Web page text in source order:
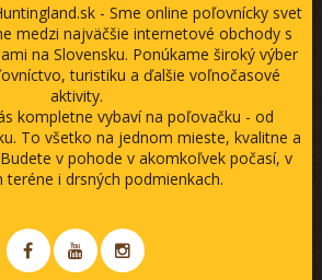
- Sme online poľovnícky svet
medzi najväčšie internetové obchody s
na Slovensku. Ponúkame široký výber
turistiku a ďalšie voľnočasové
aktivity.
kompletne vybaví na poľovačku - od
To všetko na jednom mieste, kvalitne a
v pohode v akomkoľvek počasí, v
teréne i drsných podmienkach.